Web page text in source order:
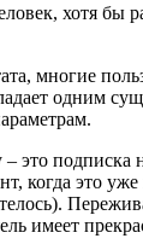
хотя
многие
одним
это
имеет